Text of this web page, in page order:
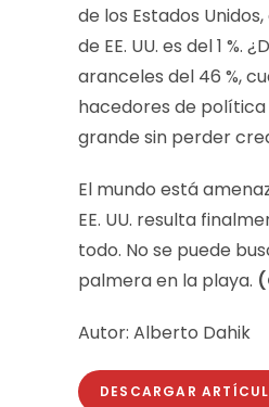
de los Estados
de EE. UU. es del 1
aranceles del 46 %,
hacedores de
grande sin perder
El mundo está
EE. UU. resulta
todo. No se puede
palmera en la playa.
Autor: Alberto Dahik
DESCARGAR